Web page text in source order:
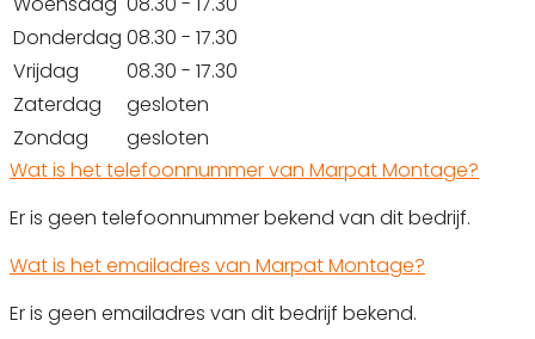
Donderdag 08.30 - 17.30
Vrijdag
08.30 - 17.30
Zaterdag
gesloten
Zondag
gesloten
Wat is het telefoonnummer van Marpat Montage?
Er is geen telefoonnummer bekend van dit bedrijf.
Wat is het emailadres van Marpat Montage?
Er is geen emailadres van dit bedrijf bekend.